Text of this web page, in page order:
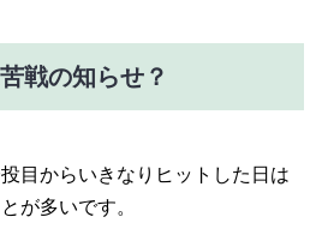
戦の知らせ？
目からいきなりヒットした日は
が多いです。